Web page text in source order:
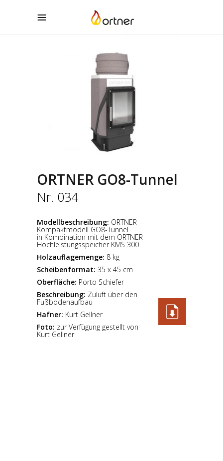
ORTNER GO8-Tunnel
Nr. 034
Modellbeschreibung: ORTNER
Kompaktmodell GO8-Tunnel
in Kombination mit dem ORTNER
Hochleistungsspeicher KMS 300
Holzauflagemenge: 8 kg
Scheibenformat: 35 x 45 cm
Oberfläche: Porto Schiefer
Beschreibung: Zuluft über den
Fußbodenaufbau
Hafner: Kurt Gellner
Foto: zur Verfügung gestellt von
Kurt Gellner